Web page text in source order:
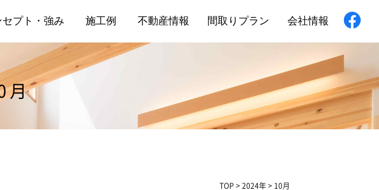
セプト・強み 施工例
新築住宅
不動産情報 間取りプラン 会社情報
月
TOP > 2024年 > 10月